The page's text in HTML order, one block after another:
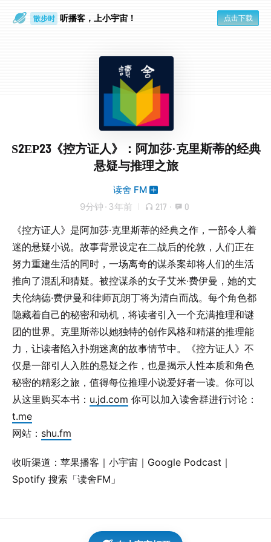
散步时 听播客，上小宇宙！ 点击下载
S2EP23《控方证人》：阿加莎·克里斯蒂的经典
悬疑与推理之旅
读舍 FM
9分钟 · 3年前 217 · 0
《控方证人》是阿加莎·克里斯蒂的经典之作，一部令人着
迷的悬疑小说。故事背景设定在二战后的伦敦，人们正在
努力重建生活的同时，一场离奇的谋杀案却将人们的生活
推向了混乱和猜疑。被控谋杀的女子艾米·费伊曼，她的丈
夫伦纳德·费伊曼和律师瓦朗丁将为清白而战。每个角色都
隐藏着自己的秘密和动机，将读者引入一个充满推理和谜
团的世界。克里斯蒂以她独特的创作风格和精湛的推理能
力，让读者陷入扑朔迷离的故事情节中。《控方证人》不
仅是一部引人入胜的悬疑之作，也是揭示人性本质和角色
秘密的精彩之旅，值得每位推理小说爱好者一读。你可以
从这里购买本书： u.jd.com 你可以加入读舍群进行讨论：
t.me
网站： shu.fm
收听渠道：苹果播客｜小宇宙｜Google Podcast｜
Spotify 搜索「读舍FM」